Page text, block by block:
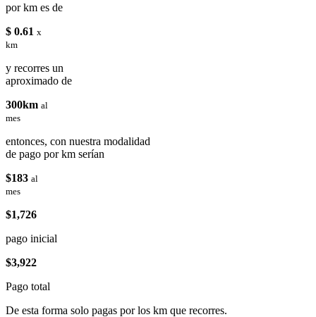
por km es de
$ 0.61 x
km
y recorres un
aproximado de
300km al
mes
entonces, con nuestra modalidad
de pago por km serían
$183 al
mes
$1,726
pago inicial
$3,922
Pago total
De esta forma solo pagas por los km que recorres.